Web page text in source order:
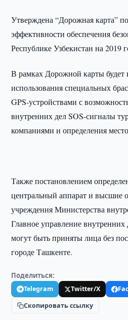
Утверждена “Дорожная карта”
эффективности обеспечения
Республике Узбекистан на 2019
В рамках Дорожной карты будет
использования специальных
GPS-устройствами с
внутренних дел SOS-сигналы
компаниями и определения
Также постановлением
центральный аппарат и высшие
учреждения Министерства
Главное управление
могут быть приняты лица без
городе Ташкенте.
Поделиться:
Telegram Twitter/X
Скопировать ссылку